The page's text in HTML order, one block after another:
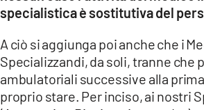
specialistica è sostitutiva del
A ciò si aggiunga poi anche che i
Specializzandi, da soli, tranne che
ambulatoriali successive alla
proprio stare. Per inciso, ai nostri